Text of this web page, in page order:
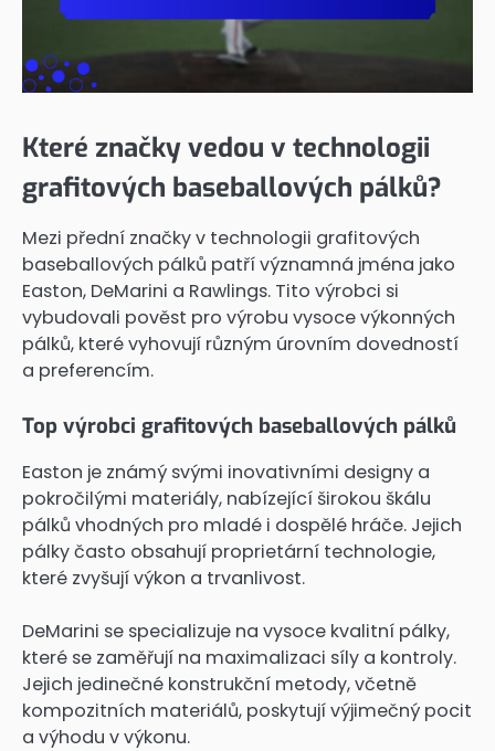
Které značky vedou v technologii
grafitových baseballových pálků?
Mezi přední značky v technologii grafitových
baseballových pálků patří významná jména jako
Easton, DeMarini a Rawlings. Tito výrobci si
vybudovali pověst pro výrobu vysoce výkonných
pálků, které vyhovují různým úrovním dovedností
a preferencím.
Top výrobci grafitových baseballových pálků
Easton je známý svými inovativními designy a
pokročilými materiály, nabízející širokou škálu
pálků vhodných pro mladé i dospělé hráče. Jejich
pálky často obsahují proprietární technologie,
které zvyšují výkon a trvanlivost.
DeMarini se specializuje na vysoce kvalitní pálky,
které se zaměřují na maximalizaci síly a kontroly.
Jejich jedinečné konstrukční metody, včetně
kompozitních materiálů, poskytují výjimečný pocit
a výhodu v výkonu.